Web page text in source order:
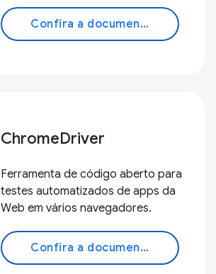
Confira a documentação
ChromeDriver
Ferramenta de código aberto para
testes automatizados de apps da
Web em vários navegadores.
Confira a documentação